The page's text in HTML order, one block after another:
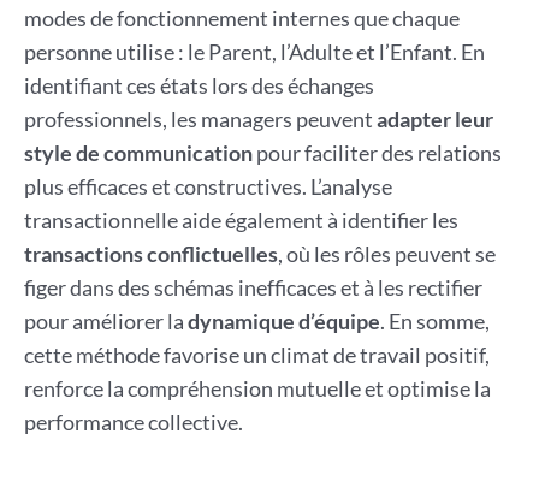
modes de fonctionnement internes que chaque
personne utilise : le Parent, l’Adulte et l’Enfant. En
identifiant ces états lors des échanges
professionnels, les managers peuventadapter leur
style de communicationpour faciliter des relations
plus efficaces et constructives. L’analyse
transactionnelle aide également à identifier les
transactions conflictuelles, où les rôles peuvent se
figer dans des schémas inefficaces et à les rectifier
pour améliorer ladynamique d’équipe. En somme,
cette méthode favorise un climat de travail positif,
renforce la compréhension mutuelle et optimise la
performance collective.